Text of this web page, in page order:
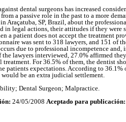
dental surgeons has increased
a passive role in the past to a more
Araçatuba, SP, Brazil, about the
in legal actions, their attitudes if they
a patient does not accept the treatment
was sent to 318 lawyers, and 151 of
due to professional incompetence
lawyers interviewed, 27.0% affirmed
treatment. For 36.5% of them, the dentist
patients expectations. According to
be an extra judicial settlement.
Dental Surgeon; Malpractice.
24/05/2008 Aceptado para publicación: